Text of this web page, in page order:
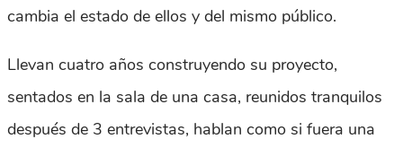
cambia el estado de ellos y del mismo público.
Llevan cuatro años construyendo su proyecto,
sentados en la sala de una casa, reunidos tranquilos
después de 3 entrevistas, hablan como si fuera una